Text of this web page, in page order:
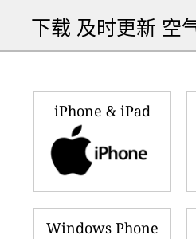
下载 及时更新 空
iPhone & iPad
Windows Phone